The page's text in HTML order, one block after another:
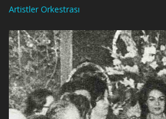
Artistler Orkestrası